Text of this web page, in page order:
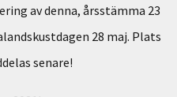
av denna, årsstämma 23
28 maj. Plats
senare!